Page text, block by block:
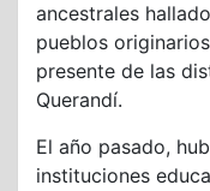
ancestrales
pueblos
presente de las
Querandí.
El año pasado,
instituciones